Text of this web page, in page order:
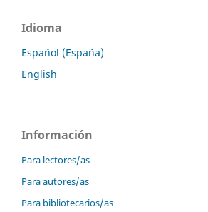
Idioma
Español (España)
English
Información
Para lectores/as
Para autores/as
Para bibliotecarios/as